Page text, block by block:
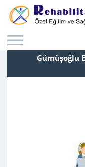
Gümüşoğlu